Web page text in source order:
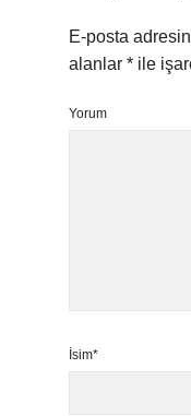
E-posta
alanlar * ile
Yorum
İsim*